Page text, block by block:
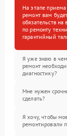
На этапе
ремонт вам
обязательств
по ремонту
гарантийный
Я уже знаю в
ремонт
диагностику?
Мне нужен
сделать?
Я хочу, чтобы
ремонтировали